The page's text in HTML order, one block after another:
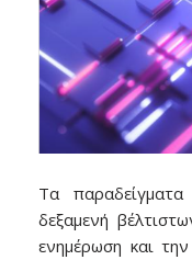
Τα
δεξαμενή
ενημέρωση και